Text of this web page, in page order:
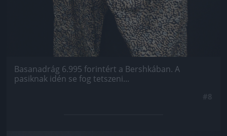
Basanadrág 6.995 forintért a Bershkában. A
pasiknak idén se fog tetszeni...